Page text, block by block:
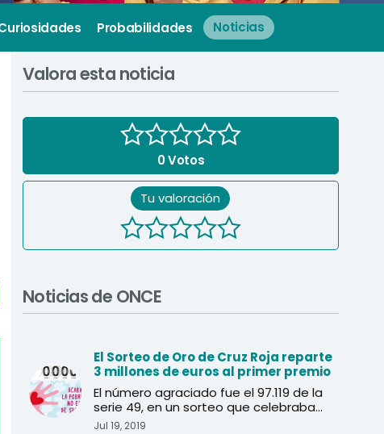
Probabilidades Noticias
Valora esta noticia
0Votos
Tu valoración
Noticias de ONCE
El Sorteo de Oro de Cruz Roja reparte
3 millones de euros al primer premio
El número agraciado fue el 97.119 de la
serie 49, en un sorteo que celebraba
sus 40 años.
Jul 19, 2019